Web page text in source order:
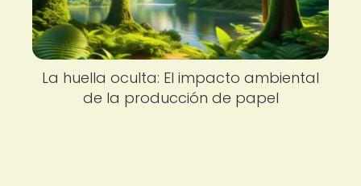
La huella oculta: El impacto ambiental
de la producción de papel